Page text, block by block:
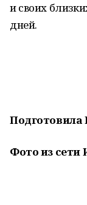
и своих
дней.
Подготовила
Фото из сети